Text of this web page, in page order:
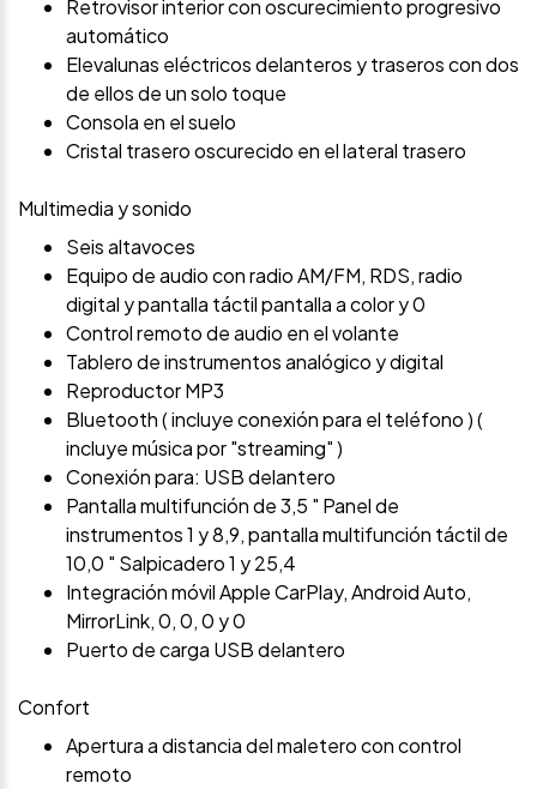
Retrovisor interior con oscurecimiento progresivo
automático
Elevalunas eléctricos delanteros y traseros con dos
de ellos de un solo toque
Consola en el suelo
Cristal trasero oscurecido en el lateral trasero
Multimedia y sonido
Seis altavoces
Equipo de audio con radio AM/FM, RDS, radio
digital y pantalla táctil pantalla a color y 0
Control remoto de audio en el volante
Tablero de instrumentos analógico y digital
Reproductor MP3
Bluetooth ( incluye conexión para el teléfono ) (
incluye música por "streaming" )
Conexión para: USB delantero
Pantalla multifunción de 3,5 " Panel de
instrumentos 1 y 8,9, pantalla multifunción táctil de
10,0 " Salpicadero 1 y 25,4
Integración móvil Apple CarPlay, Android Auto,
MirrorLink, 0, 0, 0 y 0
Puerto de carga USB delantero
Confort
Apertura a distancia del maletero con control
remoto